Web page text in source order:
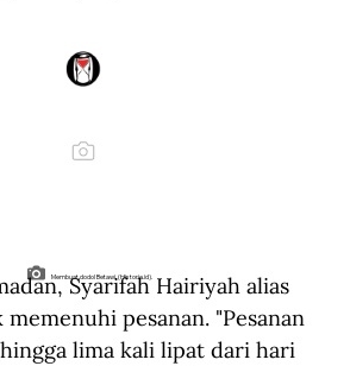
Membuat dodol Betawi. (Historia.id).
Syarifah Hairiyah alias
memenuhi pesanan. "Pesanan
lima kali lipat dari hari